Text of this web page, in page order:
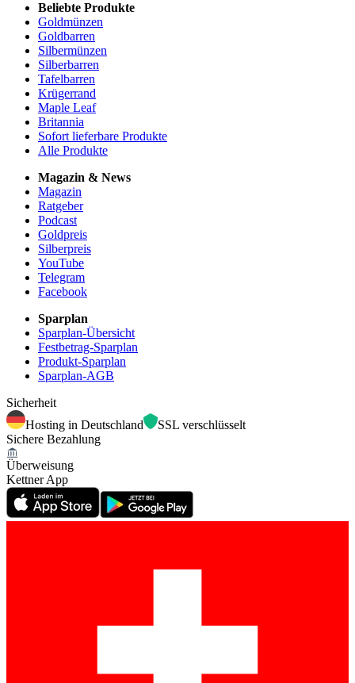
Beliebte Produkte
Goldmünzen
Goldbarren
Silbermünzen
Silberbarren
Tafelbarren
Krügerrand
Maple Leaf
Britannia
Sofort lieferbare Produkte
Alle Produkte
Magazin & News
Magazin
Ratgeber
Podcast
Goldpreis
Silberpreis
YouTube
Telegram
Facebook
Sparplan
Sparplan-Übersicht
Festbetrag-Sparplan
Produkt-Sparplan
Sparplan-AGB
Sicherheit
Hosting in Deutschland
SSL verschlüsselt
Sichere Bezahlung
Überweisung
Kettner App